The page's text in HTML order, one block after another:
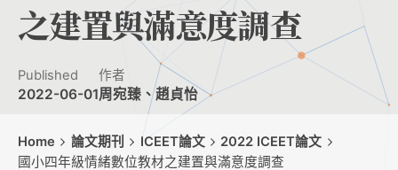
之建置與滿意度調查
Published
2022-06-01
作者
周宛臻、趙貞怡
Home 論文期刊 ICEET論文
2022 ICEET論文
國小四年級情緒數位教材之建置與滿意度調查